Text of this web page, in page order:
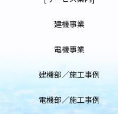
建機事業
電機事業
建機部／施工事例
電機部／施工事例